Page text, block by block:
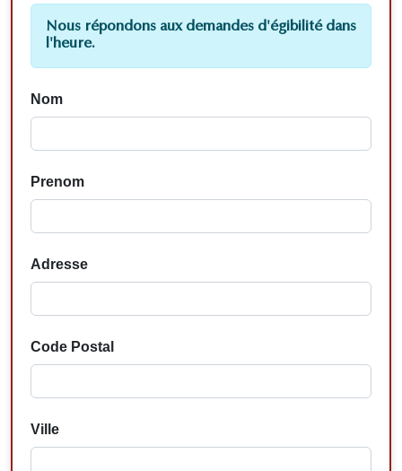
Nous répondons aux demandes d'égibilité dans
l'heure.
Nom
Prenom
Adresse
Code Postal
Ville